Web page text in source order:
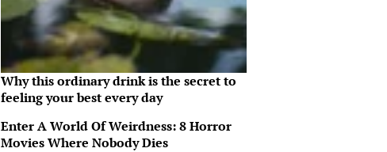
Why this ordinary drink is the secret to
feeling your best every day
Enter A World Of Weirdness: 8 Horror
Movies Where Nobody Dies